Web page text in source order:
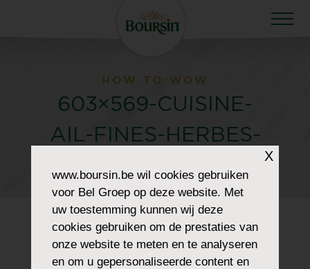
HOW TO WOW
603×569-CUISINE-
AIL-FINES-HERBES-
LIGHT-1
X
www.boursin.bewil cookies gebruiken
voor Bel Groep op deze website. Met
uw toestemming kunnen wij deze
cookies gebruiken om de prestaties van
onze website te meten en te analyseren
en om u gepersonaliseerde content en